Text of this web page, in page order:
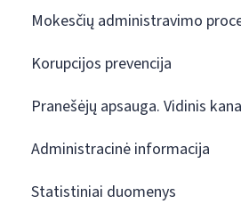
Mokesčių administravimo
Korupcijos prevencija
Pranešėjų apsauga. Vidinis
Administracinė informacija
Statistiniai duomenys